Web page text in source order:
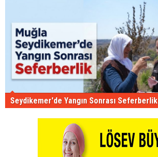
Seydikemer'de Yangın Sonrası Seferberlik